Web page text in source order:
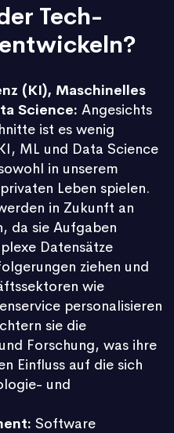
Tech-
(KI), Maschinelles
Science: Angesichts
ist es wenig
ML und Data Science
in unserem
Leben spielen.
in Zukunft an
da sie Aufgaben
Datensätze
ziehen und
wie
personalisieren
sie die
Forschung, was ihre
Einfluss auf die sich
und
Software